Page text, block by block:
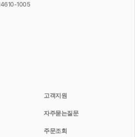
14610-1005
고객지원
자주묻는질문
주문조회